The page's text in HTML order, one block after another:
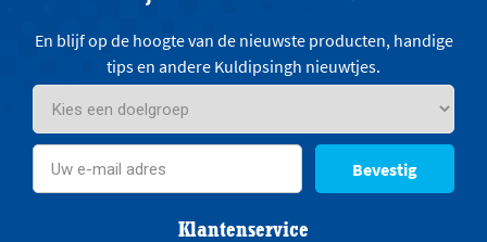
En blijf op de hoogte van de nieuwste producten, handige
tips en andere Kuldipsingh nieuwtjes.
Bevestig
Klantenservice